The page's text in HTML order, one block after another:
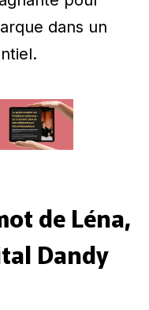
dans un
de Léna,
Dandy